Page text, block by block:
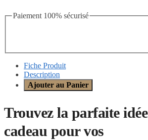
Paiement 100% sécurisé
Fiche Produit
Description
Ajouter au Panier
Trouvez la parfaite idée
cadeau pour vos